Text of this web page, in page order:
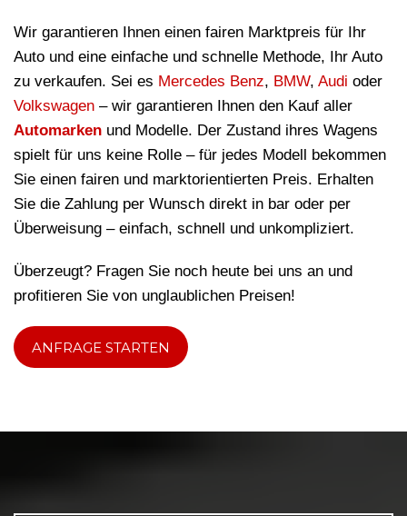
Wir garantieren Ihnen einen fairen Marktpreis für Ihr
Auto und eine einfache und schnelle Methode, Ihr Auto
zu verkaufen. Sei es Mercedes Benz, BMW, Audi oder
Volkswagen – wir garantieren Ihnen den Kauf aller
Automarken und Modelle. Der Zustand ihres Wagens
spielt für uns keine Rolle – für jedes Modell bekommen
Sie einen fairen und marktorientierten Preis. Erhalten
Sie die Zahlung per Wunsch direkt in bar oder per
Überweisung – einfach, schnell und unkompliziert.
Überzeugt? Fragen Sie noch heute bei uns an und
profitieren Sie von unglaublichen Preisen!
ANFRAGE STARTEN